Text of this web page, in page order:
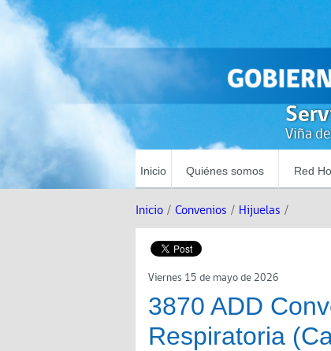
Viña
Inicio Quiénes somos Red
Inicio / Convenios / Hijuelas /
Viernes 15 de mayo de 2026
3870 ADD
Respiratoria